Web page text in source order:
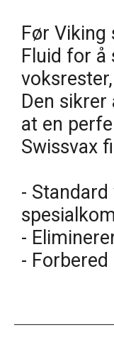
Før Viking
Fluid for å
Den
at en
Swissvax
-
-
-